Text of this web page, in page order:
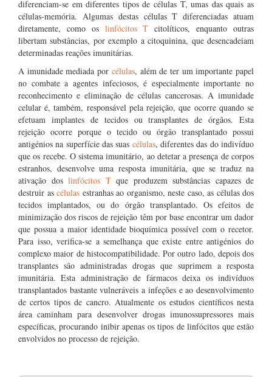
diferenciam-se em diferentes tipos de células T, umas das quais as
células-memória. Algumas destas células T diferenciadas atuam
diretamente, como os linfócitos T citolíticos, enquanto outras
libertam substâncias, por exemplo a citoquinina, que desencadeiam
determinadas reações imunitárias.
A imunidade mediada por células, além de ter um importante papel
no combate a agentes infeciosos, é especialmente importante no
reconhecimento e eliminação de células cancerosas. A imunidade
celular é, também, responsável pela rejeição, que ocorre quando se
efetuam implantes de tecidos ou transplantes de órgãos. Esta
rejeição ocorre porque o tecido ou órgão transplantado possui
antigénios na superfície das suas células, diferentes das do indivíduo
que os recebe. O sistema imunitário, ao detetar a presença de corpos
estranhos, desenvolve uma resposta imunitária, que se traduz na
ativação dos linfócitos Tque produzem substâncias capazes de
destruir as células estranhas ao organismo, neste caso, as células dos
tecidos implantados, ou do órgão transplantado. Os efeitos de
minimização dos riscos de rejeição têm por base encontrar um dador
que possua a maior identidade bioquímica possível com o recetor.
Para isso, verifica-se a semelhança que existe entre antigénios do
complexo maior de histocompatibilidade. Por outro lado, depois dos
transplantes são administradas drogas que suprimem a resposta
imunitária. Esta administração de fármacos deixa os indivíduos
transplantados bastante vulneráveis a infeções e ao desenvolvimento
de certos tipos de cancro. Atualmente os estudos científicos nesta
área caminham para desenvolver drogas imunossupressores mais
específicas, procurando inibir apenas os tipos de linfócitos que estão
envolvidos no processo de rejeição.